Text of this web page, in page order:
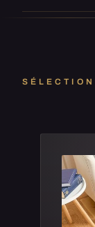
SÉLECTION